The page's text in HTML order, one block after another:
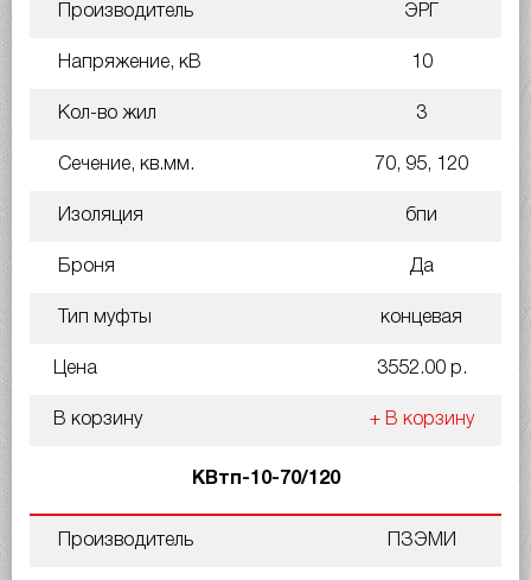
Производитель ЭРГ
Напряжение, кВ 10
Кол-во жил 3
Сечение, кв.мм. 70, 95, 120
Изоляция бпи
Броня Да
Тип муфты концевая
Цена 3552.00 р.
В корзину + В корзину
КВтп-10-70/120
Производитель ПЗЭМИ